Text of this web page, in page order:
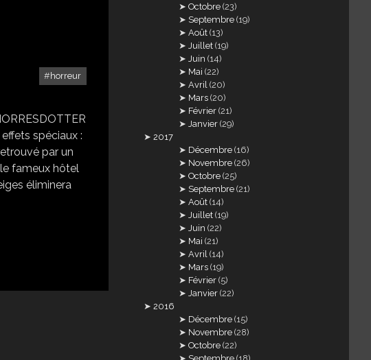
horreur
COLD PREY 2
spéciaux :
par un
fameux hôtel
éliminera
Octobre (23)
Septembre (19)
Août (13)
Juillet (19)
Juin (14)
Mai (22)
Avril (20)
Mars (20)
Février (21)
Janvier (29)
2017
Décembre (16)
Novembre (26)
Octobre (25)
Septembre (21)
Août (14)
Juillet (19)
Juin (22)
Mai (21)
Avril (14)
Mars (19)
Février (5)
Janvier (22)
2016
Décembre (15)
Novembre (28)
Octobre (22)